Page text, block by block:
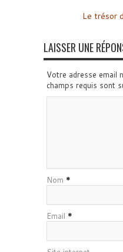
Le trésor
LAISSER UNE
Votre adresse email
champs requis sont
Nom *
Email *